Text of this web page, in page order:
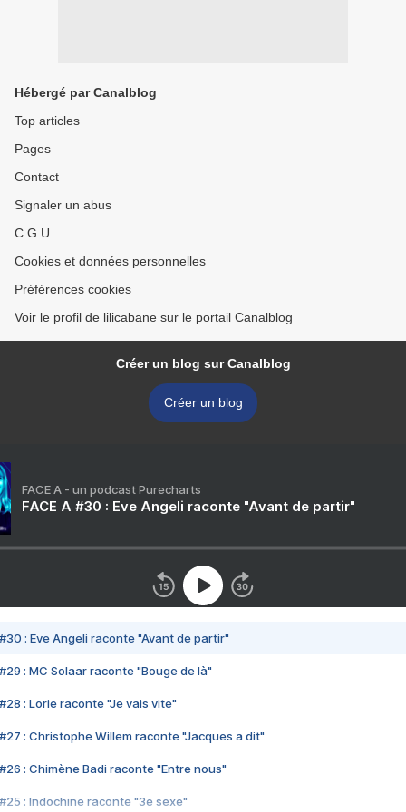
Hébergé par Canalblog
Top articles
Pages
Contact
Signaler un abus
C.G.U.
Cookies et données personnelles
Préférences cookies
Voir le profil de lilicabane sur le portail Canalblog
Créer un blog sur Canalblog
Créer un blog
FACE A - un podcast Purecharts
FACE A #30 : Eve Angeli raconte "Avant de partir"
#30 : Eve Angeli raconte "Avant de partir"
#29 : MC Solaar raconte "Bouge de là"
#28 : Lorie raconte "Je vais vite"
#27 : Christophe Willem raconte "Jacques a dit"
#26 : Chimène Badi raconte "Entre nous"
#25 : Indochine raconte "3e sexe"